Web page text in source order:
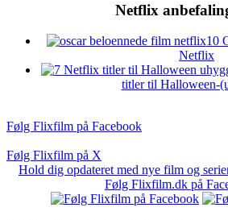
Netflix
10
Netflix
titler til Halloween-
Følg Flixfilm på Facebook
Følg Flixfilm på X
Hold dig opdateret med nye film og
Følg Flixfilm.dk på